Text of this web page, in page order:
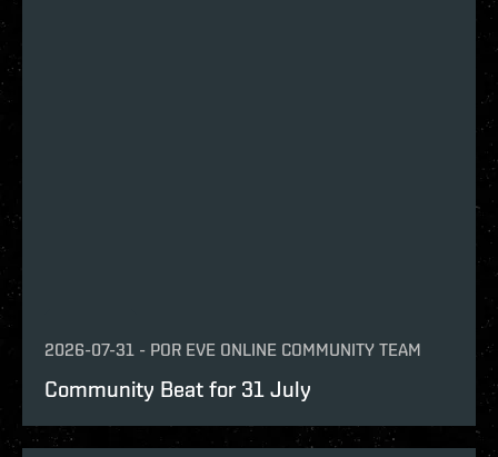
2026-07-31 - POR EVE ONLINE COMMUNITY TEAM
Community Beat for 31 July